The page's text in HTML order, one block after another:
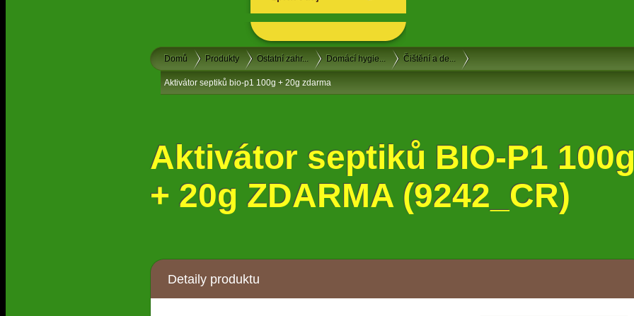
Domů Produkty Ostatní zahr... Domácí hygie... Čištění a de...
Aktivátor septiků bio-p1 100g + 20g zdarma
Aktivátor septiků BIO-P1
+ 20g ZDARMA (9242_CR)
Detaily produktu